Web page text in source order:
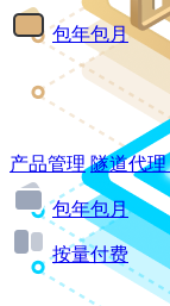
包年包月
产品管理 隧道代理
包年包月
按量付费